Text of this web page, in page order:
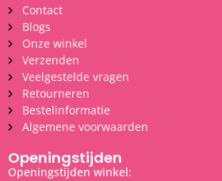
Contact
Blogs
Onze winkel
Verzenden
Veelgestelde vragen
Retourneren
Bestelinformatie
Algemene voorwaarden
Openingstijden
Openingstijden winkel: